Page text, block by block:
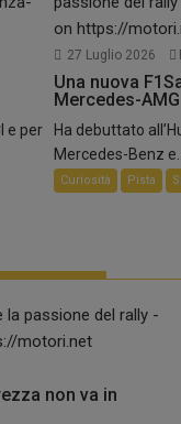
e per
27 Luglio 2026
Una nuova
Mercedes-AMG
Ha debuttato
Mercedes-Benz e...
Curiosità Pista
non va in